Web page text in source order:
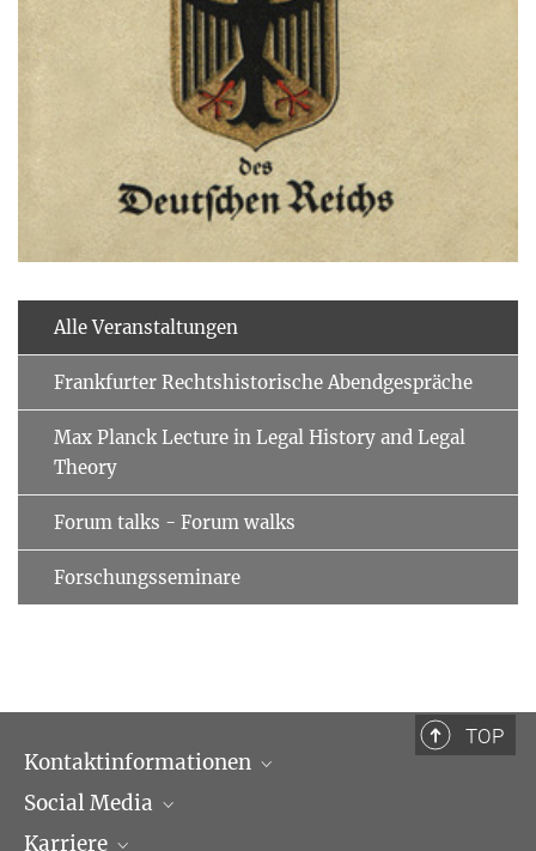
Alle Veranstaltungen
Frankfurter Rechtshistorische Abendgespräche
Max Planck Lecture in Legal History and Legal
Theory
Forum talks - Forum walks
Forschungsseminare
TOP
Kontaktinformationen
Öffnungszeiten & Anfahrt
Ansprechpartner*innen
Social Media
LinkedIn
Karriere